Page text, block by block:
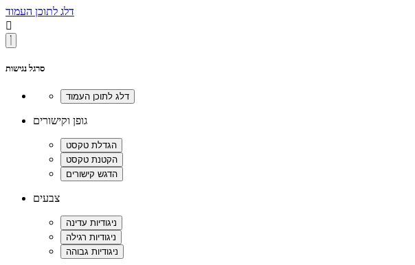
דלג לתוכן העמוד

סרגל נגישות
גופן וקישורים
צבעים